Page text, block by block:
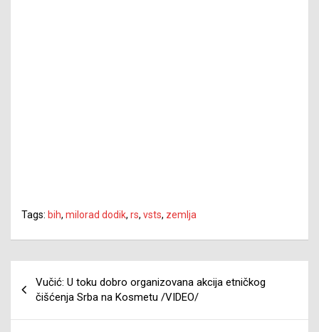
Tags: bih, milorad dodik, rs, vsts, zemlja
članaka
Vučić: U toku dobro organizovana akcija etničkog
čišćenja Srba na Kosmetu /VIDEO/